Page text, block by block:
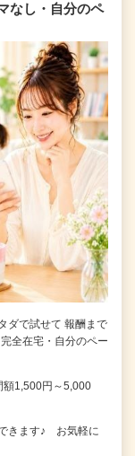
なし・自分のペ
ダで試せて 報酬まで
全在宅・自分のペー
額1,500円～5,000
きます♪ お気軽に